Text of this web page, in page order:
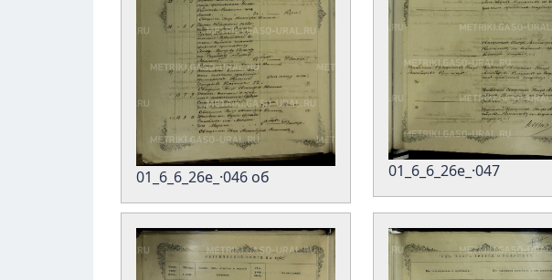
01_6_6_26е_·046 об 01_6_6_26е_·047